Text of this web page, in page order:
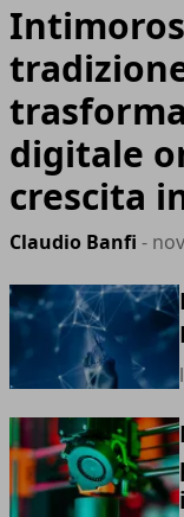
digitale
crescita
Claudio Banfi -